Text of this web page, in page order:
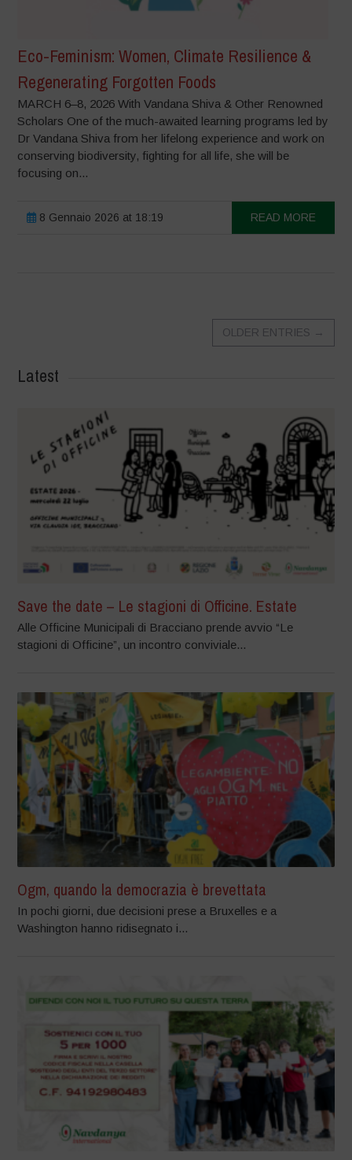
Eco-Feminism: Women, Climate Resilience &
Regenerating Forgotten Foods
MARCH 6–8, 2026 With Vandana Shiva & Other Renowned
Scholars One of the much-awaited learning programs led by
Dr Vandana Shiva from her lifelong experience and work on
conserving biodiversity, fighting for all life, she will be
focusing on...
8 Gennaio 2026 at 18:19 READ MORE
OLDER ENTRIES →
Latest
Save the date – Le stagioni di Officine. Estate
Alle Officine Municipali di Bracciano prende avvio “Le
stagioni di Officine”, un incontro conviviale...
Ogm, quando la democrazia è brevettata
In pochi giorni, due decisioni prese a Bruxelles e a
Washington hanno ridisegnato i...